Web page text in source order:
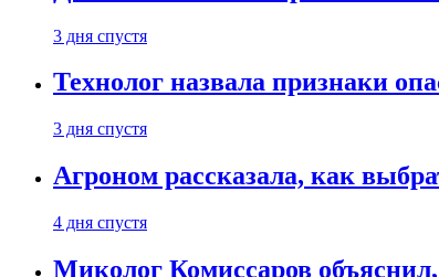
3 дня спустя
Технолог назвала признаки
3 дня спустя
Агроном рассказала, как
4 дня спустя
Миколог Комиссаров